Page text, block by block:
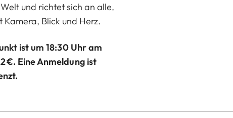
und richtet sich an alle,
Blick und Herz.
ist um 18:30 Uhr am
€. Eine Anmeldung ist